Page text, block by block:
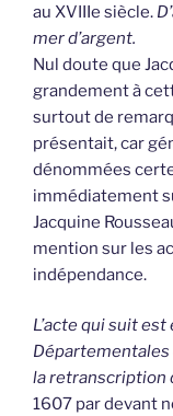
au XVIIIe siècle.
mer d’argent.
Nul doute que
grandement à
surtout de
présentait, car
dénommées
immédiatement
Jacquine
mention sur les
indépendance.
L’acte qui suit
Départementales
la retranscription
1607 par devant